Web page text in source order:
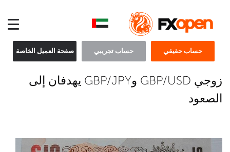
حساب حقيقي حساب تجريبي صفحة العميل الخاصة
زوجي GBP/USD وGBP/JPY يهدفان إلى
الصعود